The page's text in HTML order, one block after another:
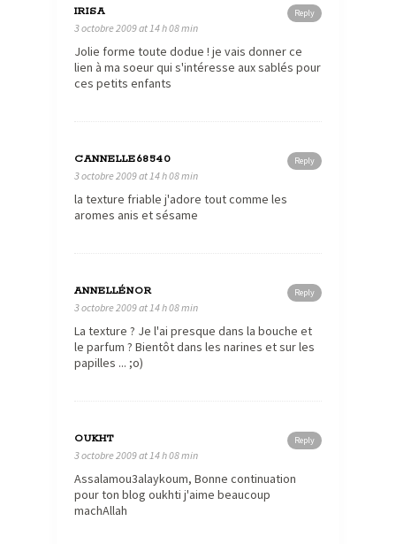
Reply
IRISA
3 octobre 2009 at 14 h 08 min
Jolie forme toute dodue ! je vais donner ce
lien à ma soeur qui s'intéresse aux sablés pour
ces petits enfants
Reply
CANNELLE68540
3 octobre 2009 at 14 h 08 min
la texture friable j'adore tout comme les
aromes anis et sésame
Reply
ANNELLÉNOR
3 octobre 2009 at 14 h 08 min
La texture ? Je l'ai presque dans la bouche et
le parfum ? Bientôt dans les narines et sur les
papilles ... ;o)
Reply
OUKHT
3 octobre 2009 at 14 h 08 min
Assalamou3alaykoum, Bonne continuation
pour ton blog oukhti j'aime beaucoup
machAllah